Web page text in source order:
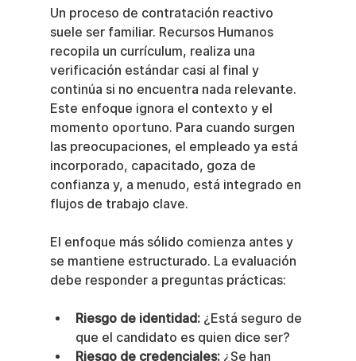
Un proceso de contratación reactivo
suele ser familiar. Recursos Humanos
recopila un currículum, realiza una
verificación estándar casi al final y
continúa si no encuentra nada relevante.
Este enfoque ignora el contexto y el
momento oportuno. Para cuando surgen
las preocupaciones, el empleado ya está
incorporado, capacitado, goza de
confianza y, a menudo, está integrado en
flujos de trabajo clave.
El enfoque más sólido comienza antes y
se mantiene estructurado. La evaluación
debe responder a preguntas prácticas:
Riesgo de identidad: ¿Está seguro de
que el candidato es quien dice ser?
Riesgo de credenciales: ¿Se han